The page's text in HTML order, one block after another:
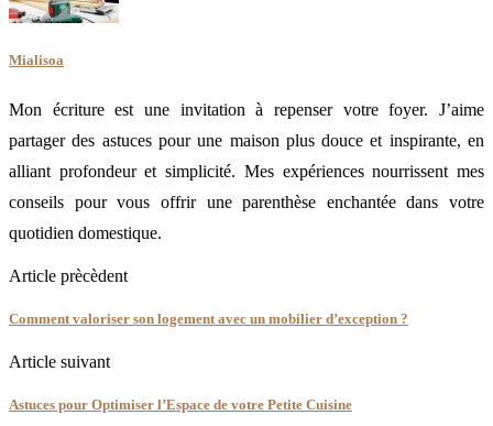
Mialisoa
Mon écriture est une invitation à repenser votre foyer. J’aime
partager des astuces pour une maison plus douce et inspirante, en
alliant profondeur et simplicité. Mes expériences nourrissent mes
conseils pour vous offrir une parenthèse enchantée dans votre
quotidien domestique.
Article prècèdent
Comment valoriser son logement avec un mobilier d’exception ?
Article suivant
Astuces pour Optimiser l’Espace de votre Petite Cuisine